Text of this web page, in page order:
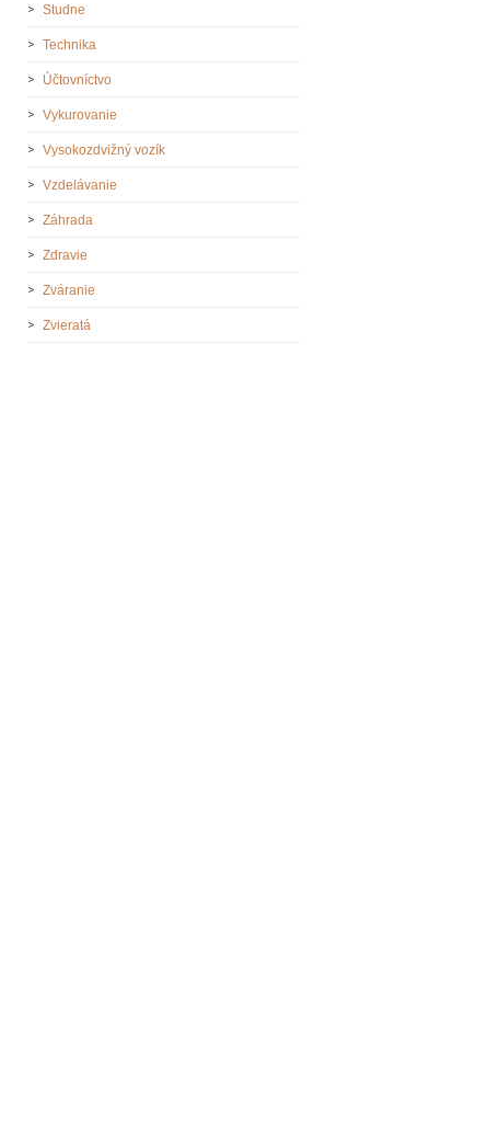
Studne
Technika
Účtovníctvo
Vykurovanie
Vysokozdvižný vozík
Vzdelávanie
Záhrada
Zdravie
Zváranie
Zvieratá